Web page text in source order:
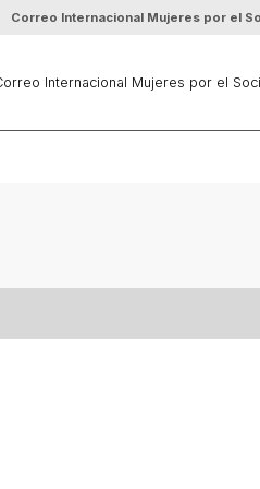
Correo Internacional Mujeres por el
Internacional Mujeres por el